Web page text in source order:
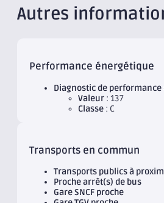
Autres
Performance énergétique
Diagnostic de
Valeur : 137
Classe : C
Transports en commun
Transports publics à
Proche arrêt(s) de bus
Gare SNCF proche